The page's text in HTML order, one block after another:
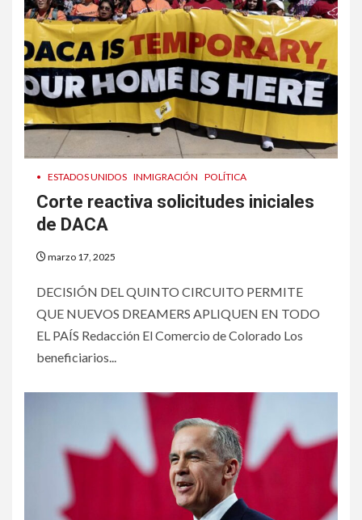
• ESTADOS UNIDOS INMIGRACIÓN POLÍTICA
Corte reactiva solicitudes iniciales
de DACA
marzo 17, 2025
DECISIÓN DEL QUINTO CIRCUITO PERMITE
QUE NUEVOS DREAMERS APLIQUEN EN TODO
EL PAÍS Redacción El Comercio de Colorado Los
beneficiarios...